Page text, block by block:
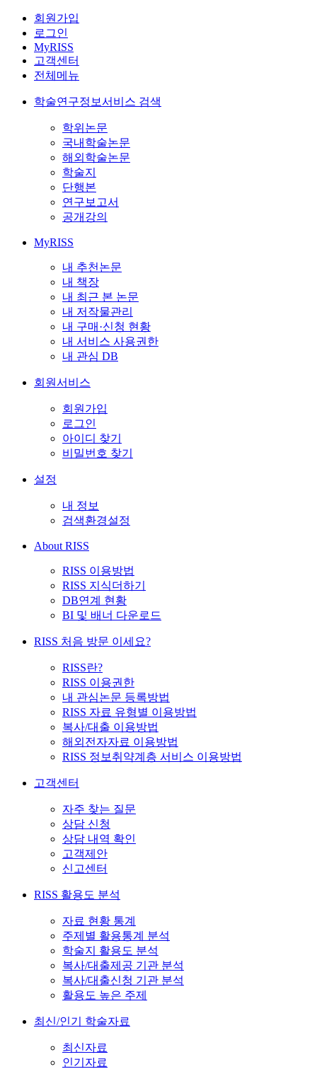
회원가입
로그인
MyRISS
고객센터
전체메뉴
학술연구정보서비스 검색
학위논문
국내학술논문
해외학술논문
학술지
단행본
연구보고서
공개강의
MyRISS
내 추천논문
내 책장
내 최근 본 논문
내 저작물관리
내 구매·신청 현황
내 서비스 사용권한
내 관심 DB
회원서비스
회원가입
로그인
아이디 찾기
비밀번호 찾기
설정
내 정보
검색환경설정
About RISS
RISS 이용방법
RISS 지식더하기
DB연계 현황
BI 및 배너 다운로드
RISS 처음 방문 이세요?
RISS란?
RISS 이용권한
내 관심논문 등록방법
RISS 자료 유형별 이용방법
복사/대출 이용방법
해외전자자료 이용방법
RISS 정보취약계층 서비스 이용방법
고객센터
자주 찾는 질문
상담 신청
상담 내역 확인
고객제안
신고센터
RISS 활용도 분석
자료 현황 통계
주제별 활용통계 분석
학술지 활용도 분석
복사/대출제공 기관 분석
복사/대출신청 기관 분석
활용도 높은 주제
최신/인기 학술자료
최신자료
인기자료